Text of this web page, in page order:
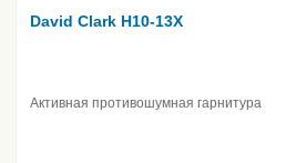
David Clark H10-13X
Активная противошумная гарнитура